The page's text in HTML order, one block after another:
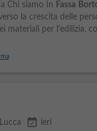
Chi siamo In Fassa
la crescita delle
materiali per l'edilizia,
Lucca event_available ieri